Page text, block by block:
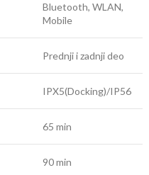
Bluetooth, WLAN,
Mobile
Prednji i zadnji deo
IPX5(Docking)/IP56
65 min
90 min